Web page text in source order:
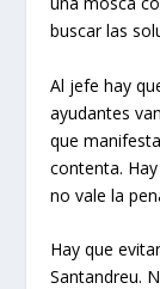
buscar las
Al jefe hay
ayudantes
que
contenta.
no vale la
Hay que
Santandreu.